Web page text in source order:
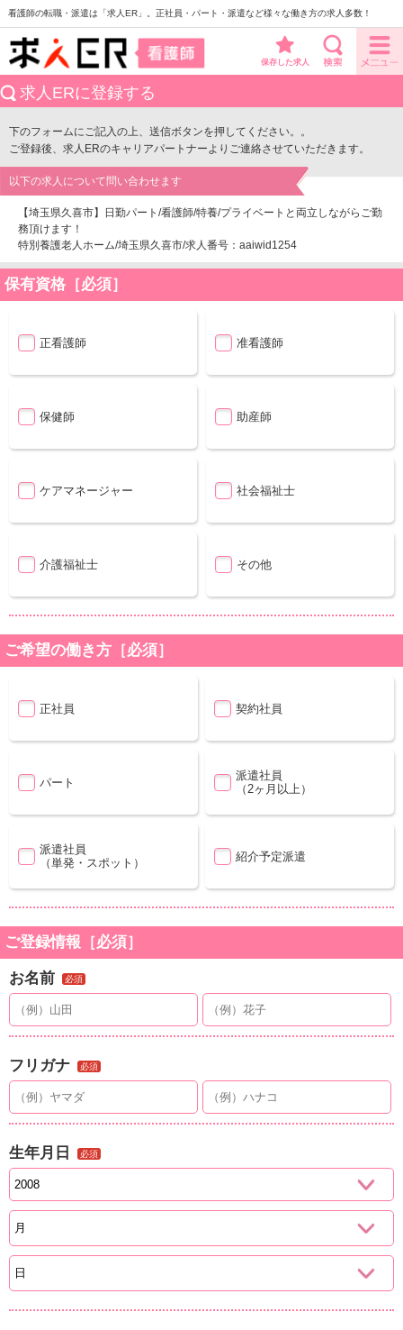
看護師の転職・派遣は「求人ER」。正社員・パート・派遣など様々な働き方の求人多数！
保存した求人
求人ERに登録する
下のフォームにご記入の上、送信ボタンを押してください。。
ご登録後、求人ERのキャリアパートナーよりご連絡させていただきます。
以下の求人について問い合わせます
【埼玉県久喜市】日勤パート/看護師/特養/プライベートと両立しながらご勤
務頂けます！
特別養護老人ホーム/埼玉県久喜市/求人番号：aaiwid1254
保有資格［必須］
正看護師 准看護師
保健師 助産師
ケアマネージャー 社会福祉士
介護福祉士 その他
ご希望の働き方［必須］
正社員 契約社員
パート
派遣社員
（2ヶ月以上）
派遣社員
（単発・スポット）
紹介予定派遣
ご登録情報［必須］
お名前 必須
フリガナ 必須
生年月日 必須